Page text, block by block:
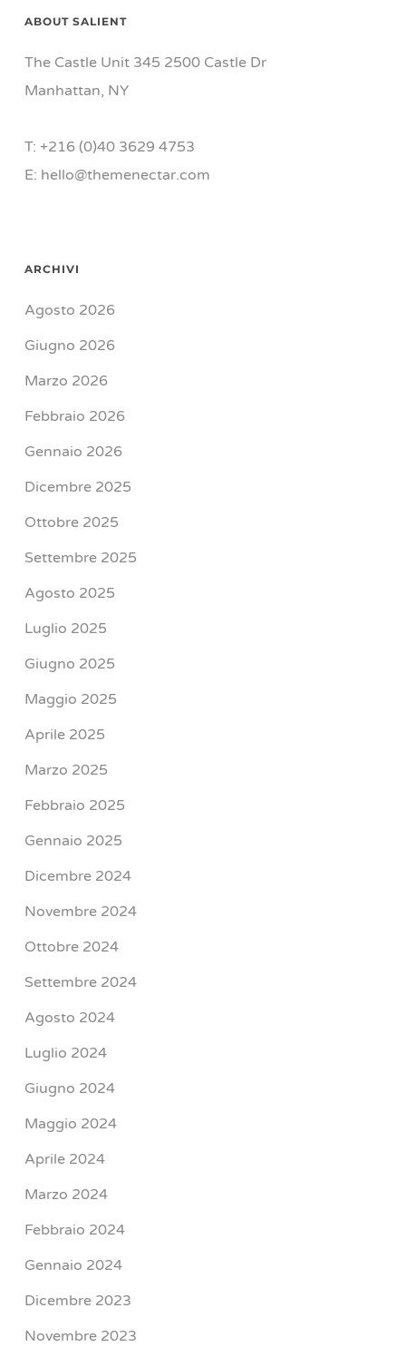
ABOUT SALIENT
The Castle Unit 345 2500 Castle Dr
Manhattan, NY
T: +216 (0)40 3629 4753
E: hello@themenectar.com
ARCHIVI
Agosto 2026
Giugno 2026
Marzo 2026
Febbraio 2026
Gennaio 2026
Dicembre 2025
Ottobre 2025
Settembre 2025
Agosto 2025
Luglio 2025
Giugno 2025
Maggio 2025
Aprile 2025
Marzo 2025
Febbraio 2025
Gennaio 2025
Dicembre 2024
Novembre 2024
Ottobre 2024
Settembre 2024
Agosto 2024
Luglio 2024
Giugno 2024
Maggio 2024
Aprile 2024
Marzo 2024
Febbraio 2024
Gennaio 2024
Dicembre 2023
Novembre 2023